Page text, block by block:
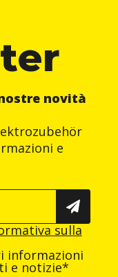
novità
e
sulla
informazioni
e notizie*